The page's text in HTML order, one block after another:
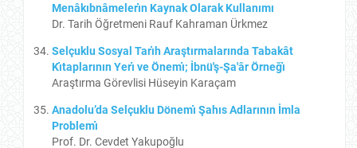
Menâkıbnâmelerı̇n Kaynak Olarak Kullanımı
Dr. Tarih Öğretmeni Rauf Kahraman Ürkmez
Selçuklu Sosyal Tarı̇h Araştırmalarında Tabakât
Kı̇taplarının Yerı̇ ve Önemı̇; İbnü'ş-Şa'âr Örneğı̇
Araştırma Görevlisi Hüseyin Karaçam
Anadolu’da Selçuklu Dönemı̇ Şahıs Adlarının İmla
Problemı̇
Prof. Dr. Cevdet Yakupoğlu